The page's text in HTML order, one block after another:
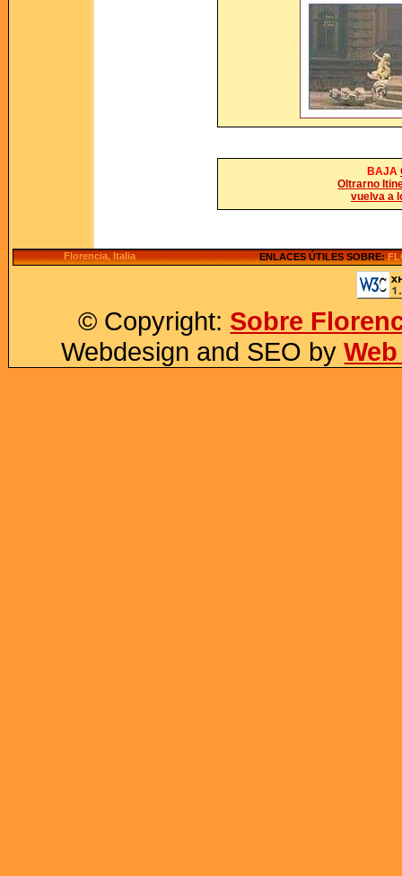
BAJA
Oltrarno
vuelva a
Florencia, Italia ENLACES ÚTILES SOBRE:
© Copyright: Sobre
Webdesign and SEO by